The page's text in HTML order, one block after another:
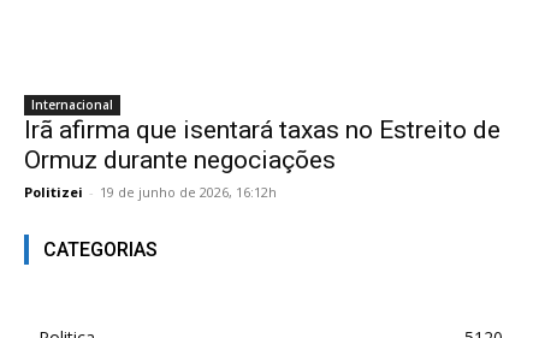
Internacional
Irã afirma que isentará taxas no Estreito de
Ormuz durante negociações
Politizei - 19 de junho de 2026, 16:12h
CATEGORIAS